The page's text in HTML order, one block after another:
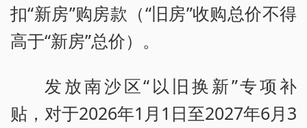
扣“新房”购房款（“旧房”收购总价不得
高于“新房”总价）。
发放南沙区“以旧换新”专项补
贴，对于2026年1月1日至2027年6月3